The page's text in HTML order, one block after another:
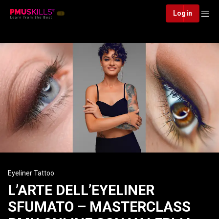
Login
Eyeliner Tattoo
L’ARTE DELL’EYELINER
SFUMATO – MASTERCLASS